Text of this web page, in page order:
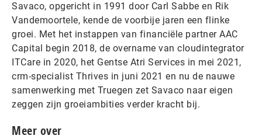
Savaco, opgericht in 1991 door Carl Sabbe en Rik
Vandemoortele, kende de voorbije jaren een flinke
groei. Met het instappen van financiële partner AAC
Capital begin 2018, de overname van cloudintegrator
ITCare in 2020, het Gentse Atri Services in mei 2021,
crm-specialist Thrives in juni 2021 en nu de nauwe
samenwerking met Truegen zet Savaco naar eigen
zeggen zijn groeiambities verder kracht bij.
Meer over